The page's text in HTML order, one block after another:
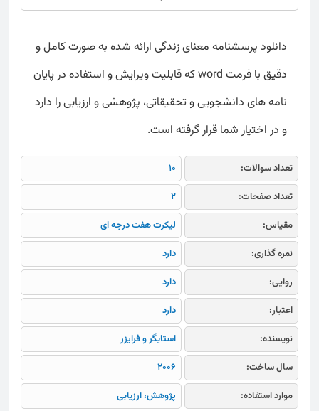
دانلود پرسشنامه معنای زندگی ارائه شده به صورت کامل و
دقیق با فرمت word که قابلیت ویرایش و استفاده در پایان
نامه های دانشجویی و تحقیقاتی، پژوهشی و ارزیابی را دارد
و در اختیار شما قرار گرفته است.
تعداد سوالات:
10
تعداد صفحات:
2
مقیاس:
لیکرت هفت درجه ای
نمره گذاری:
دارد
روایی:
دارد
اعتبار:
دارد
نویسنده:
استایگر و فرایزر
سال ساخت:
2006
موارد استفاده:
پژوهش، ارزیابی